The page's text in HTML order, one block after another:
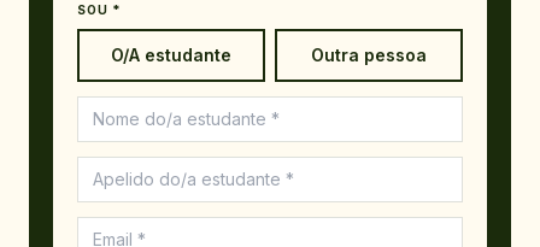
SOU *
O/A estudante Outra pessoa